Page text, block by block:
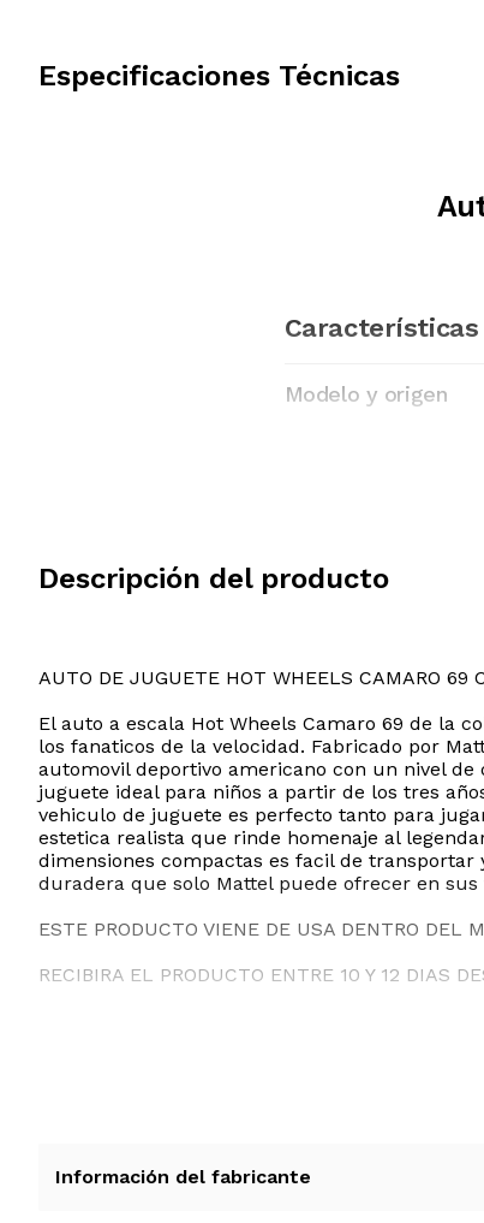
Especificaciones Técnicas
Características
Modelo y origen
Descripción del producto
AUTO DE JUGUETE HOT WHEELS CAMARO 69
El auto a escala Hot Wheels Camaro 69 de la
los fanaticos de la velocidad. Fabricado por
automovil deportivo americano con un nivel
juguete ideal para niños a partir de los tres
vehiculo de juguete es perfecto tanto para
estetica realista que rinde homenaje al
dimensiones compactas es facil de
duradera que solo Mattel puede ofrecer en
ESTE PRODUCTO VIENE DE USA DENTRO DEL
RECIBIRA EL PRODUCTO ENTRE 10 Y 12 DIAS
Información del fabricante